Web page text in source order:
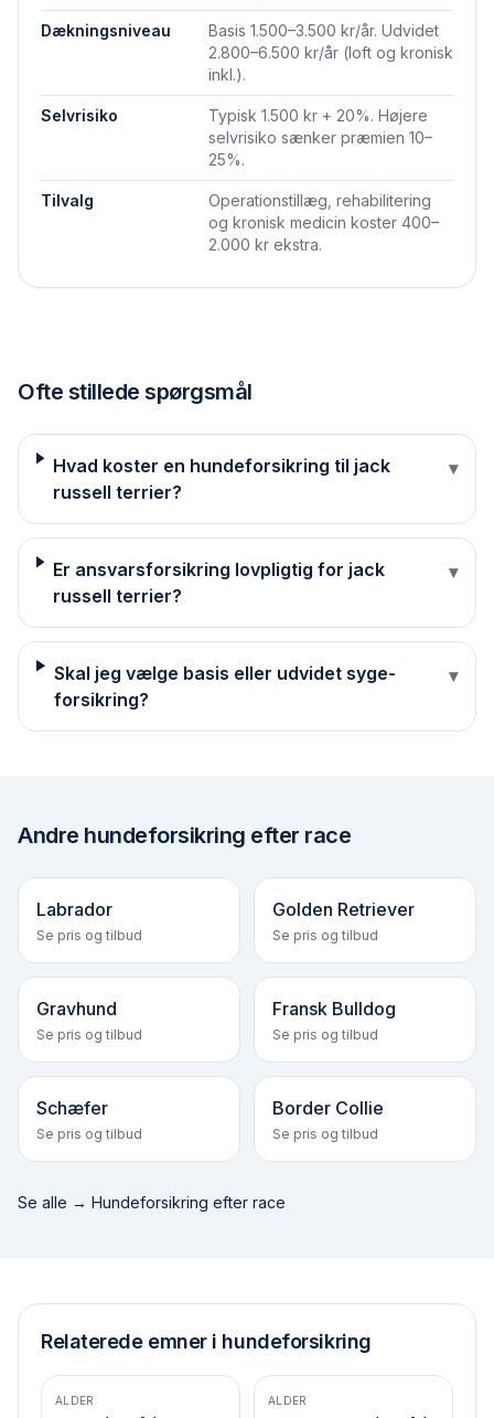
Dækningsniveau
Basis 1.500–3.500 kr/år. Udvidet
2.800–6.500 kr/år (loft og kronisk
inkl.).
Selvrisiko
Typisk 1.500 kr + 20%. Højere
selvrisiko sænker præmien 10–
25%.
Tilvalg
Operationstillæg, rehabilitering
og kronisk medicin koster 400–
2.000 kr ekstra.
Ofte stillede spørgsmål
Hvad koster en hundeforsikring til jack
russell terrier?
▾
Er ansvarsforsikring lovpligtig for jack
russell terrier?
▾
Skal jeg vælge basis eller udvidet syge­
forsikring?
▾
Andre hundeforsikring efter race
Labrador
Se pris og tilbud
Golden Retriever
Se pris og tilbud
Gravhund
Se pris og tilbud
Fransk Bulldog
Se pris og tilbud
Schæfer
Se pris og tilbud
Border Collie
Se pris og tilbud
Se alle → Hundeforsikring efter race
Relaterede emner i hundeforsikring
ALDER ALDER